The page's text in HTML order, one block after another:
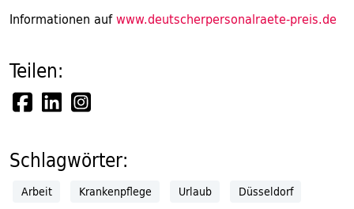
Informationen aufwww.deutscherpersonalraete-preis.de
Teilen:
Schlagwörter:
Arbeit Krankenpflege Urlaub
Düsseldorf